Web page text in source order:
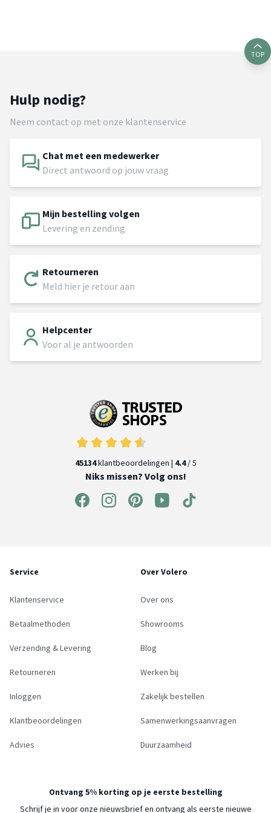
TOP
Hulp nodig?
Neem contact op met onze klantenservice
Chat met een medewerker
Direct antwoord op jouw vraag
Mijn bestelling volgen
Levering en zending
Retourneren
Meld hier je retour aan
Helpcenter
Voor al je antwoorden
45134klantbeoordelingen | 4.4/ 5
Niks missen? Volg ons!
Service
Klantenservice
Betaalmethoden
Verzending & Levering
Retourneren
Inloggen
Klantbeoordelingen
Advies
Over Volero
Over ons
Showrooms
Blog
Werken bij
Zakelijk bestellen
Samenwerkingsaanvragen
Duurzaamheid
Ontvang 5% korting op je eerste bestelling
Schrijf je in voor onze nieuwsbrief en ontvang als eerste nieuwe